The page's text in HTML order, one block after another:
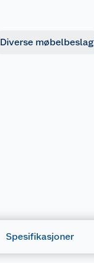
Diverse møbelbeslag
Spesifikasjoner